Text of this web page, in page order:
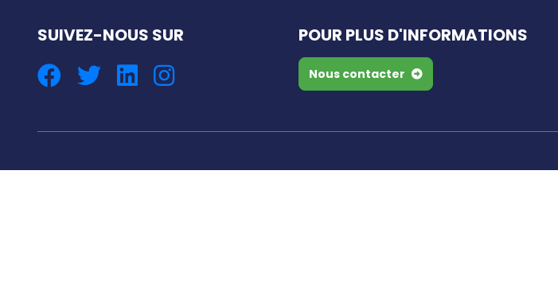
SUIVEZ-NOUS SUR POUR PLUS D'INFORMATIONS
Nous contacter